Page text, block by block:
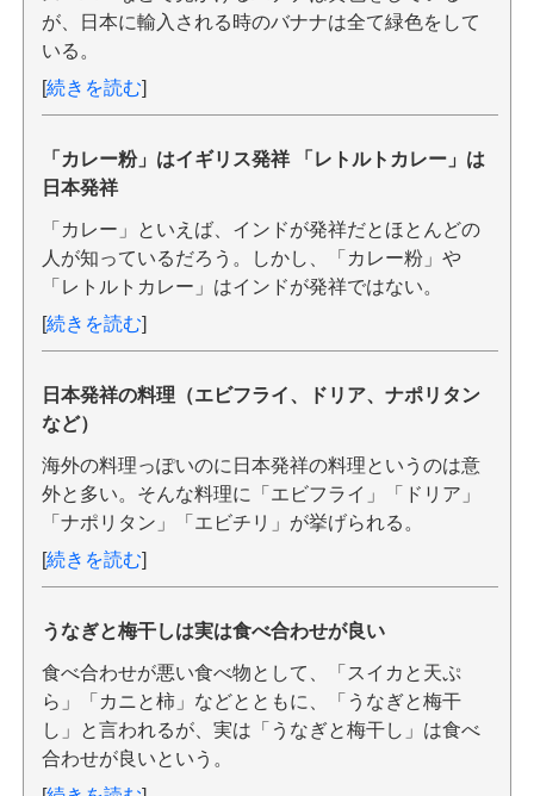
が、日本に輸入される時のバナナは全て緑色をして
いる。
[続きを読む]
「カレー粉」はイギリス発祥 「レトルトカレー」は
日本発祥
「カレー」といえば、インドが発祥だとほとんどの
人が知っているだろう。しかし、「カレー粉」や
「レトルトカレー」はインドが発祥ではない。
[続きを読む]
日本発祥の料理（エビフライ、ドリア、ナポリタン
など）
海外の料理っぽいのに日本発祥の料理というのは意
外と多い。そんな料理に「エビフライ」「ドリア」
「ナポリタン」「エビチリ」が挙げられる。
[続きを読む]
うなぎと梅干しは実は食べ合わせが良い
食べ合わせが悪い食べ物として、「スイカと天ぷ
ら」「カニと柿」などとともに、「うなぎと梅干
し」と言われるが、実は「うなぎと梅干し」は食べ
合わせが良いという。